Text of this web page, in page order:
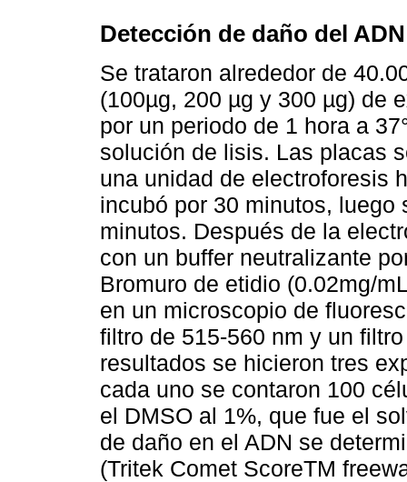
Detección de daño del
Se trataron alrededor de
(100µg, 200 µg y 300 µg) de
por un periodo de 1 hora a
solución de lisis. Las placas
una unidad de electroforesis
incubó por 30 minutos, luego
minutos. Después de la
con un buffer neutralizante
Bromuro de etidio (0.02mg/
en un microscopio de
filtro de 515-560 nm y un
resultados se hicieron tres
cada uno se contaron 100
el DMSO al 1%, que fue el
de daño en el ADN se
(Tritek Comet ScoreTM